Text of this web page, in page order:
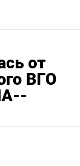
от
ВГО